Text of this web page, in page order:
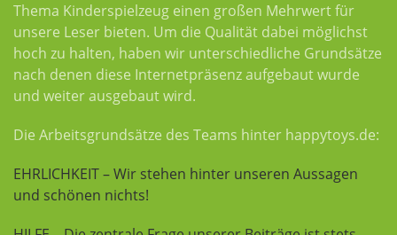
Thema Kinderspielzeug einen großen Mehrwert für
unsere Leser bieten. Um die Qualität dabei möglichst
hoch zu halten, haben wir unterschiedliche Grundsätze
nach denen diese Internetpräsenz aufgebaut wurde
und weiter ausgebaut wird.
Die Arbeitsgrundsätze des Teams hinter happytoys.de:
EHRLICHKEIT – Wir stehen hinter unseren Aussagen
und schönen nichts!